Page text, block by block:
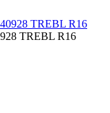
TREBL R16